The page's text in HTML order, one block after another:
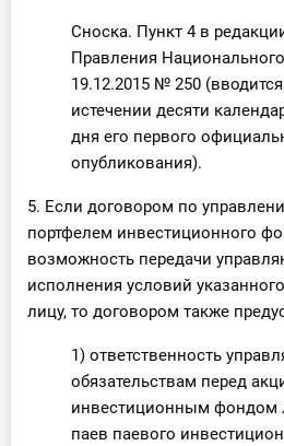
Сноска. Пункт 4 в
Правления
19.12.2015 № 250
истечении десяти
дня его первого
опубликования).
5. Если договором по
портфелем инвестиционного
возможность передачи
исполнения условий
лицу, то договором также
1) ответственность
обязательствам перед
инвестиционным фондом
паев паевого